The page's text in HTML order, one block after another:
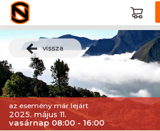
vissza
az esemény már lejárt
2025. május 11.
vasárnap 08:00 - 16:00